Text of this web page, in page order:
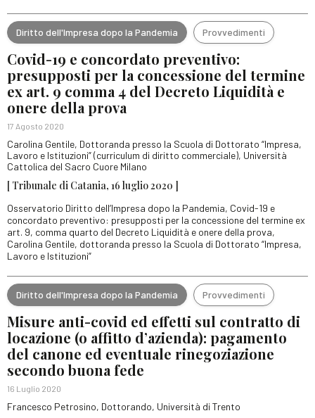
Diritto dell'Impresa dopo la Pandemia Provvedimenti
Covid-19 e concordato preventivo:
presupposti per la concessione del termine
ex art. 9 comma 4 del Decreto Liquidità e
onere della prova
17 Agosto 2020
Carolina Gentile, Dottoranda presso la Scuola di Dottorato “Impresa,
Lavoro e Istituzioni” (curriculum di diritto commerciale), Università
Cattolica del Sacro Cuore Milano
[ Tribunale di Catania, 16 luglio 2020 ]
Osservatorio Diritto dell’Impresa dopo la Pandemia, Covid-19 e
concordato preventivo: presupposti per la concessione del termine ex
art. 9, comma quarto del Decreto Liquidità e onere della prova,
Carolina Gentile, dottoranda presso la Scuola di Dottorato “Impresa,
Lavoro e Istituzioni”
Diritto dell'Impresa dopo la Pandemia Provvedimenti
Misure anti-covid ed effetti sul contratto di
locazione (o affitto d’azienda): pagamento
del canone ed eventuale rinegoziazione
secondo buona fede
16 Luglio 2020
Francesco Petrosino, Dottorando, Università di Trento